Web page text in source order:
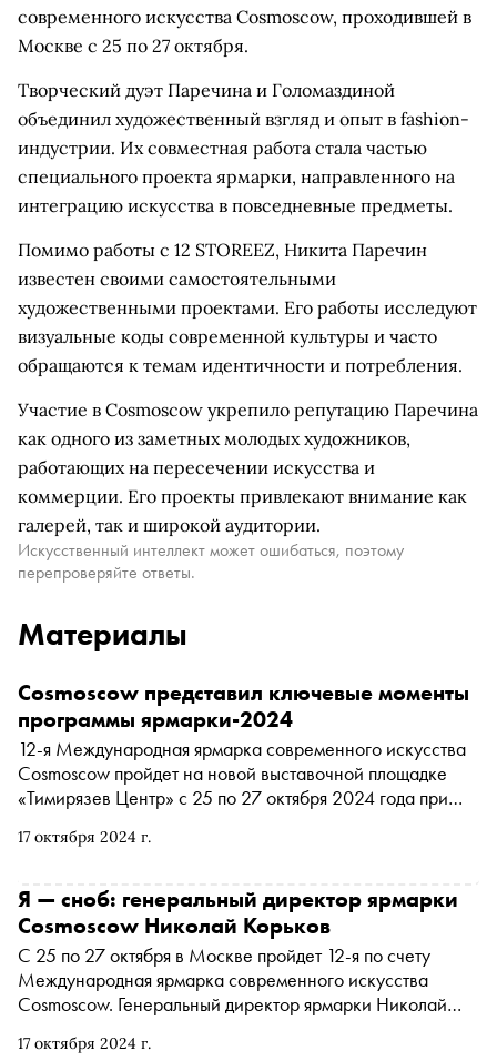
современного искусства Cosmoscow, проходившей в
Москве с 25 по 27 октября.
Творческий дуэт Паречина и Голомаздиной
объединил художественный взгляд и опыт в fashion-
индустрии. Их совместная работа стала частью
специального проекта ярмарки, направленного на
интеграцию искусства в повседневные предметы.
Помимо работы с 12 STOREEZ, Никита Паречин
известен своими самостоятельными
художественными проектами. Его работы исследуют
визуальные коды современной культуры и часто
обращаются к темам идентичности и потребления.
Участие в Cosmoscow укрепило репутацию Паречина
как одного из заметных молодых художников,
работающих на пересечении искусства и
коммерции. Его проекты привлекают внимание как
галерей, так и широкой аудитории.
Искусственный интеллект может ошибаться, поэтому
перепроверяйте ответы.
Материалы
17 октября 2024 г.
Cosmoscow представил ключевые моменты
программы ярмарки-2024
12-я Международная ярмарка современного искусства
Cosmoscow пройдет на новой выставочной площадке
«Тимирязев Центр» с 25 по 27 октября 2024 года при
компаний Casarte, HUTTON, MR Group, автомобильного
фэшн-партнера EKONIKA, компании BORK, Beluga и
Beluga Botanicals, Tête de Cheval, THE UGLY DUCK (TUD),
лайфстайл-партнера 12 STOREEZ, бьюти-партнера The
Act, компаний Ultima Яндекс Go, Black Square,
официального отеля The Carlton, Moscow, партнера
Cosmoscow Дети «Алгоритм» и «Мясного дома
Бородина»
17 октября 2024 г.
Я — сноб: генеральный директор ярмарки
Cosmoscow Николай Корьков
C 25 по 27 октября в Москве пройдет 12-я по счету
Международная ярмарка современного искусства
Cosmoscow. Генеральный директор ярмарки Николай
бразильских диджеях, книгах на португальском,